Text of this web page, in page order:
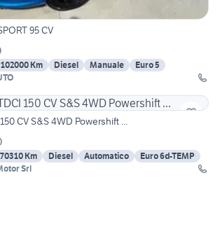
95 CV
)
102000 Km Diesel Manuale
Euro 5
CV S&S 4WD Powershift ...
)
70310 Km Diesel Automatico
Euro 6d-TEMP
Srl